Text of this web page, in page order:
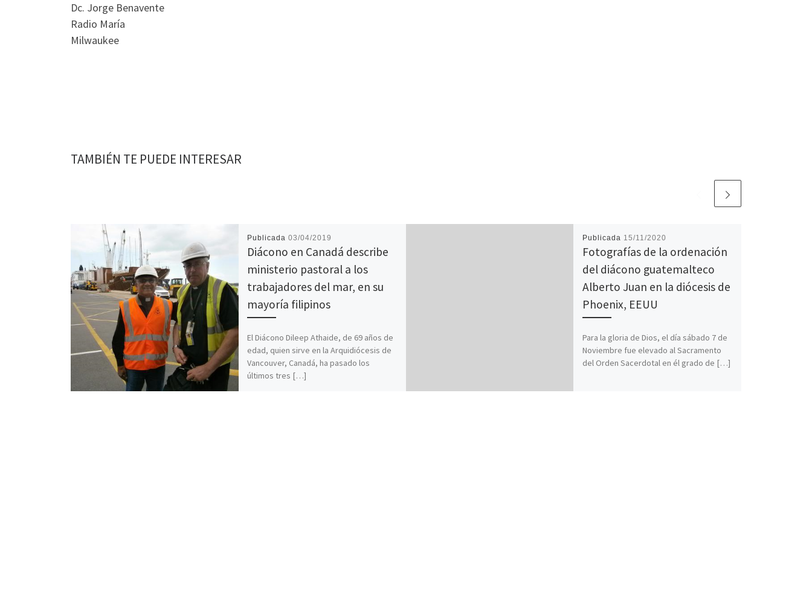
Dc. Jorge Benavente
Radio María
Milwaukee
TAMBIÉN TE PUEDE INTERESAR
Publicada 03/04/2019
Diácono en Canadá describe
ministerio pastoral a los
trabajadores del mar, en su
mayoría filipinos
El Diácono Dileep Athaide, de 69 años de
edad, quien sirve en la Arquidiócesis de
Vancouver, Canadá, ha pasado los
últimos tres […]
Publicada 15/11/2020
Fotografías de la ordenación
del diácono guatemalteco
Alberto Juan en la diócesis de
Phoenix, EEUU
Para la gloria de Dios, el día sábado 7 de
Noviembre fue elevado al Sacramento
del Orden Sacerdotal en él grado de […]